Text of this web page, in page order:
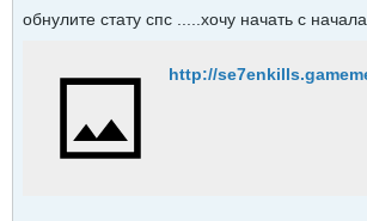
обнулите стату спс .....хочу начать с начала